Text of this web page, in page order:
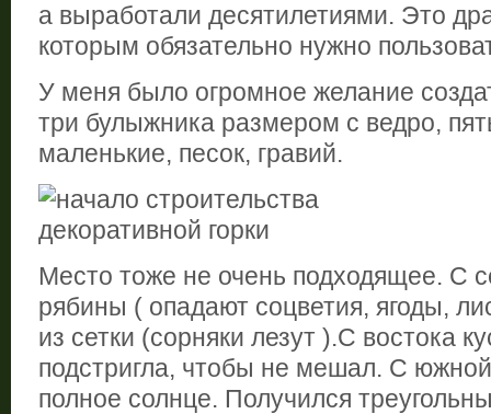
а выработали десятилетиями. Это
которым обязательно нужно
У меня было огромное желание
три булыжника размером с ведро,
маленькие, песок, гравий.
Место тоже не очень подходящее. С
рябины ( опадают соцветия, ягоды,
из сетки (сорняки лезут ).С востока
подстригла, чтобы не мешал. С
полное солнце. Получился